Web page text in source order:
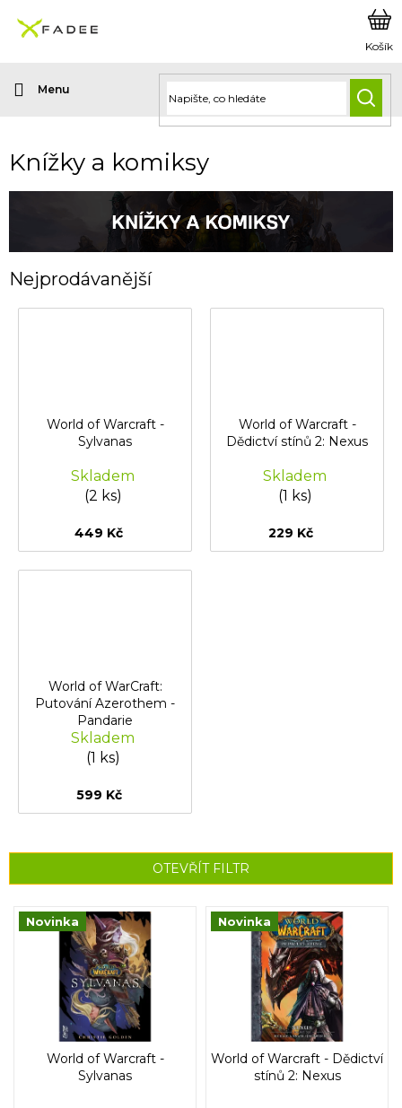
obsah
Knížky a komiksy
Nejprodávanější
World of Warcraft -
Sylvanas
Skladem
(2 ks)
449 Kč
World of Warcraft -
Dědictví stínů 2: Nexus
Skladem
(1 ks)
229 Kč
World of WarCraft:
Putování Azerothem -
Pandarie
Skladem
(1 ks)
599 Kč
OTEVŘÍT FILTR
V Novinka
World of Warcraft -
Sylvanas
Novinka
World of Warcraft - Dědictví
stínů 2: Nexus